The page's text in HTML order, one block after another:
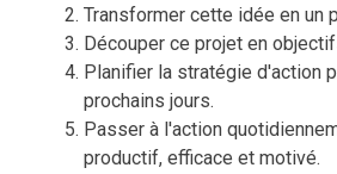
Transformer cette idée en un
Découper ce projet en
Planifier la stratégie d'action
prochains jours.
Passer à l'action
productif, efficace et motivé.